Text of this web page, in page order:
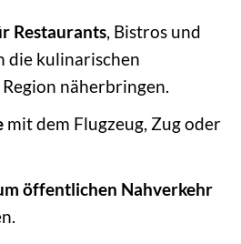
Restaurants, Bistros und
die kulinarischen
näherbringen.
mit dem Flugzeug, Zug oder
öffentlichen Nahverkehr